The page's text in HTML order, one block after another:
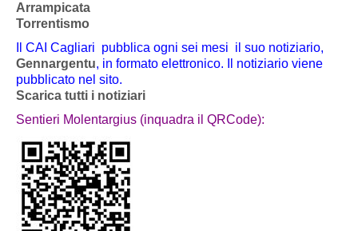
Arrampicata
Torrentismo
Il CAI Cagliari pubblica ogni sei mesi il suo notiziario,
Gennargentu, in formato elettronico. Il notiziario viene
pubblicato nel sito.
Scarica tutti i notiziari
Sentieri Molentargius (inquadra il QRCode):